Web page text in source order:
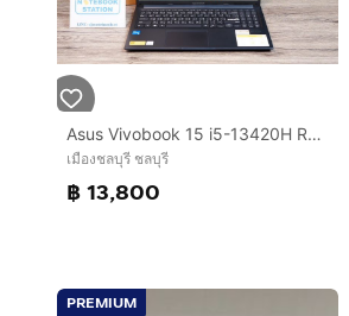
Asus Vivobook 15 i5-13420H Ram16 SSD512 จอ15.6นิ้ว FHD IPS สเปคสูงทำงานเก่ง จอใหญ่มีแป้นตัวเลขแยก ดีไซน์เรียบหรูเบาบาง เครื่องมีประกันศูนย์
เมืองชลบุรี ชลบุรี
฿ 13,800
PREMIUM